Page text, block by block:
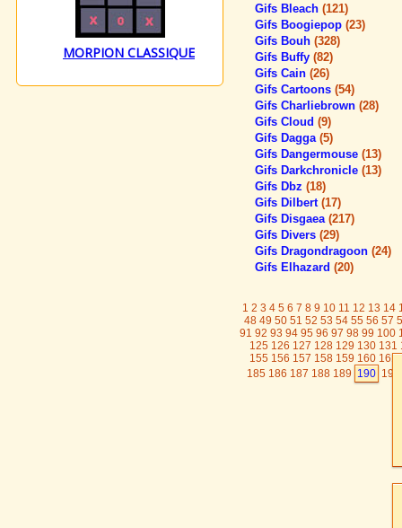
MORPION CLASSIQUE
Gifs Bleach (121)
Gifs Boogiepop (23)
Gifs Bouh (328)
Gifs Buffy (82)
Gifs Cain (26)
Gifs Cartoons (54)
Gifs Charliebrown (28)
Gifs Cloud (9)
Gifs Dagga (5)
Gifs Dangermouse (13)
Gifs Darkchronicle (13)
Gifs Dbz (18)
Gifs Dilbert (17)
Gifs Disgaea (217)
Gifs Divers (29)
Gifs Dragondragoon (24)
Gifs Elhazard (20)
1 2 3 4 5 6 7 8 9 10 11 12 13 14
48 49 50 51 52 53 54 55 56 57
91 92 93 94 95 96 97 98 99 100
125 126 127 128 129 130 131
155 156 157 158 159 160 161
185 186 187 188 189 190 191